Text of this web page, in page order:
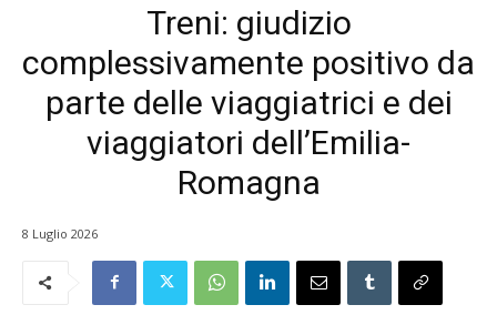
Treni: giudizio
complessivamente positivo da
parte delle viaggiatrici e dei
viaggiatori dell’Emilia-
Romagna
8 Luglio 2026